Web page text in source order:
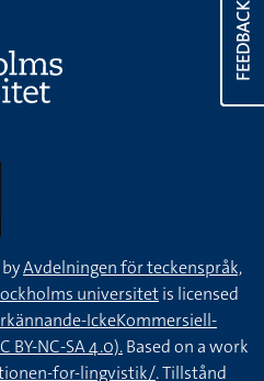
FEEDBACK
Avdelningen för teckenspråk,
universitetis licensed
IckeKommersiell-
BY-NC-SA 4.0).Based on a work
for-lingvistik/. Tillstånd